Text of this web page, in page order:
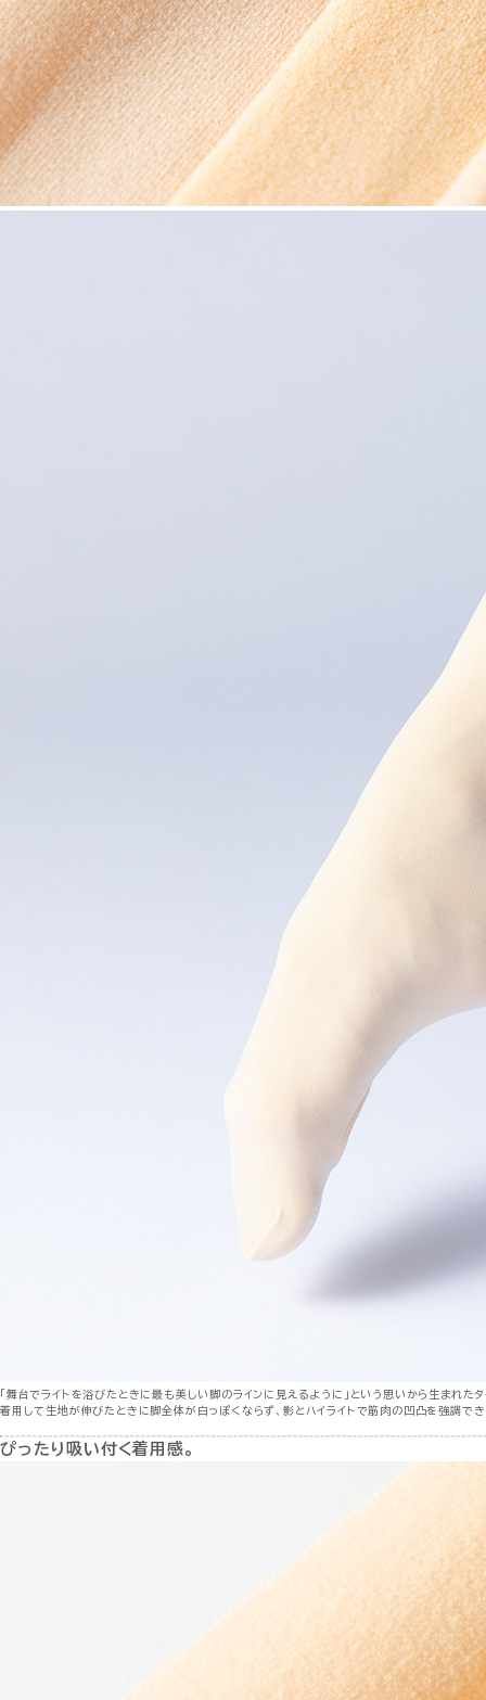
「舞台でライトを浴びたときに最も美しい脚のラインに見えるように」という思いから生まれたタ
着用して生地が伸びたときに脚全体が白っぽくならず、影とハイライトで筋肉の凹凸を強調で
ぴったり吸い付く着用感。